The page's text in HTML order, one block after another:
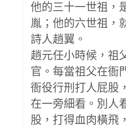
他的三十一世祖，
胤；他的六世祖，
詩人趙翼。
趙元任小時候，祖
官。每當祖父在衙
衙役行刑打人屁股
在一旁細看。別人
股，打得血肉橫飛